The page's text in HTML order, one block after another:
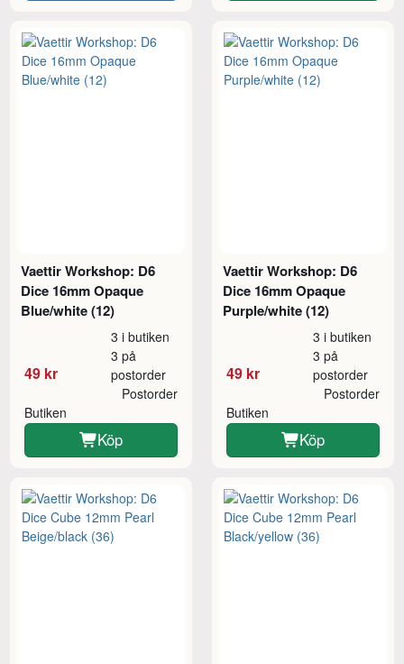
Vaettir Workshop: D6
Dice 16mm Opaque
Blue/white (12)
49 kr
3 i butiken
3 på
postorder
Butiken
Postorder
Köp
Vaettir Workshop: D6
Dice 16mm Opaque
Purple/white (12)
49 kr
3 i butiken
3 på
postorder
Butiken
Postorder
Köp